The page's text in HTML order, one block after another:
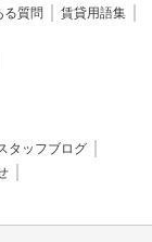
る質問
賃貸用語集
タッフブログ